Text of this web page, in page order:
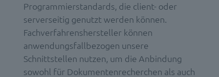
Programmierstandards, die client- oder
serverseitig genutzt werden können.
Fachverfahrenshersteller können
anwendungsfallbezogen unsere
Schnittstellen nutzen, um die Anbindung
sowohl für Dokumentenrecherchen als auch